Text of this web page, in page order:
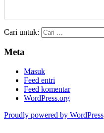
Cari untuk:
Meta
Masuk
Feed entri
Feed komentar
WordPress.org
Proudly powered by WordPress